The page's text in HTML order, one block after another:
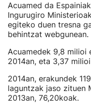
Acuamed da
Ingurugiro
egiteko duen tresna
behintzat webgunean.
Acuamedek 9,8 milioi
2014an, eta 3,37
2014an, erakundek
laguntzak jaso zituen
2013an, 76,20koak.